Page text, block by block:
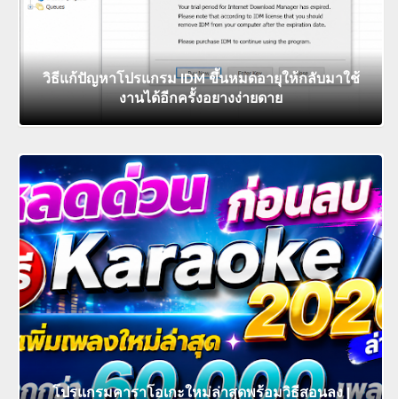
วิธีแก้ปัญหาโปรแกรม IDM ขึ้นหมดอายุให้กลับมาใช้
งานได้อีกครั้งอยางง่ายดาย
โปรแกรมคาราโอเกะใหม่ล่าสุดพร้อมวิธีสอนลง |